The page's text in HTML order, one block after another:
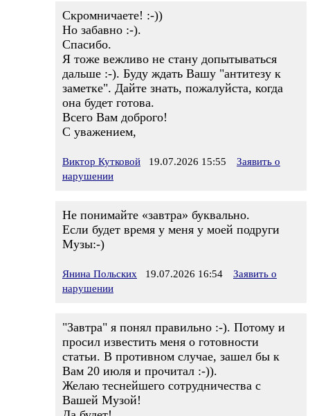
Скромничаете! :-))
Но забавно :-).
Спасибо.
Я тоже вежливо не стану допытываться
дальше :-). Буду ждать Вашу "антитезу к
заметке". Дайте знать, пожалуйста, когда
она будет готова.
Всего Вам доброго!
С уважением,
Виктор Кутковой 19.07.2026 15:55
Заявить о
нарушении
Не понимайте «завтра» буквально.
Если будет время у меня у моей подруги
Музы:-)
Янина Польских 19.07.2026 16:54
Заявить о
нарушении
"Завтра" я понял правильно :-). Потому и
просил известить меня о готовности
статьи. В противном случае, зашел бы к
Вам 20 июля и прочитал :-)).
Желаю теснейшего сотрудничества с
Вашей Музой!